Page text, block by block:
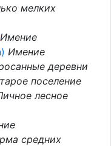
мелких
Имение
Имение
деревни
поселение
лесное
средних